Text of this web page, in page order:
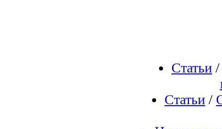
Статьи
Статьи /